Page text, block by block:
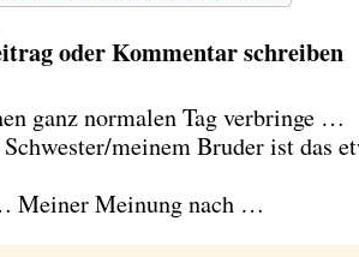
oder Kommentar schreiben
ganz normalen Tag verbringe …
meinem Bruder ist das
Meiner Meinung nach …